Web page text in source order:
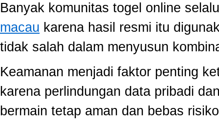
Banyak komunitas togel online
macau karena hasil resmi itu
tidak salah dalam menyusun
Keamanan menjadi faktor penting
karena perlindungan data pribadi
bermain tetap aman dan bebas